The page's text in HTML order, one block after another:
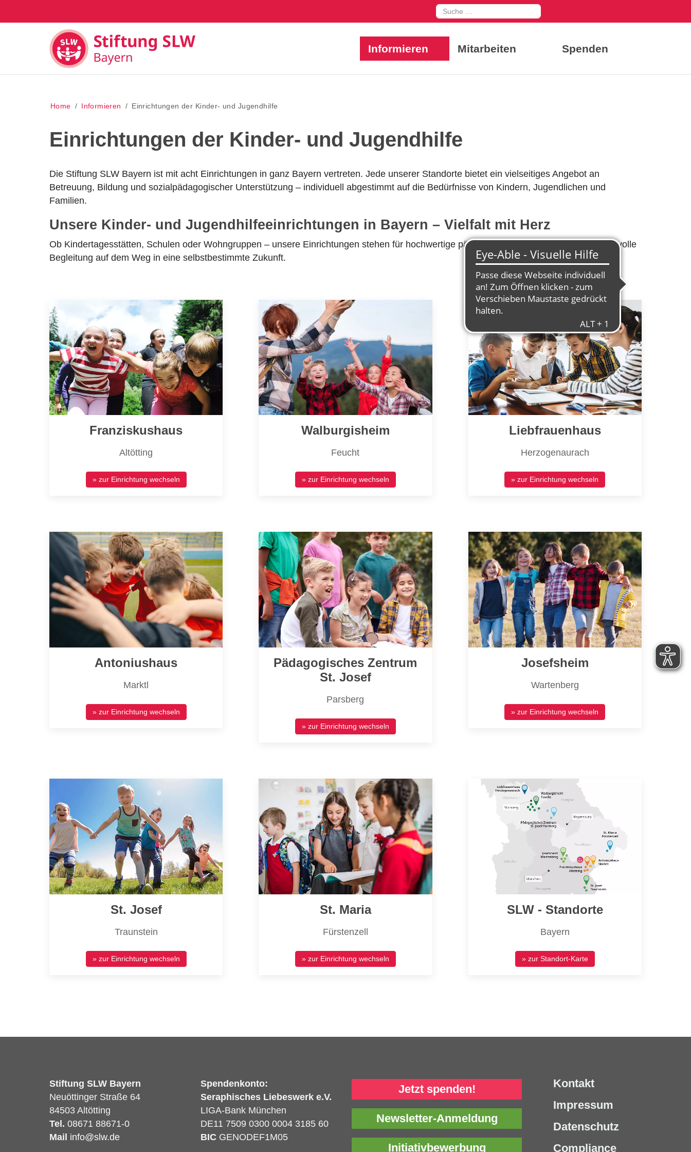
Suchen
Informieren Mitarbeiten Spenden
Home Informieren Einrichtungen der Kinder- und Jugendhilfe
Einrichtungen der Kinder- und Jugendhilfe
Die Stiftung SLW Bayern ist mit acht Einrichtungen in ganz Bayern vertreten. Jede unserer Standorte bietet ein vielseitiges Angebot an
Betreuung, Bildung und sozialpädagogischer Unterstützung – individuell abgestimmt auf die Bedürfnisse von Kindern, Jugendlichen und
Familien.
Unsere Kinder- und Jugendhilfeeinrichtungen in Bayern – Vielfalt mit Herz
Ob Kindertagesstätten, Schulen oder Wohngruppen – unsere Einrichtungen stehen für hochwertige pädagogische Konzepte und eine liebevolle
Begleitung auf dem Weg in eine selbstbestimmte Zukunft.
Franziskushaus
Altötting
» zur Einrichtung wechseln
Walburgisheim
Feucht
» zur Einrichtung wechseln
Liebfrauenhaus
Herzogenaurach
» zur Einrichtung wechseln
Antoniushaus
Marktl
» zur Einrichtung wechseln
Pädagogisches Zentrum
St. Josef
Parsberg
» zur Einrichtung wechseln
Josefsheim
Wartenberg
» zur Einrichtung wechseln
St. Josef
Traunstein
» zur Einrichtung wechseln
St. Maria
Fürstenzell
» zur Einrichtung wechseln
SLW - Standorte
Bayern
» zur Standort-Karte
Stiftung SLW Bayern
Neuöttinger Straße 64
84503 Altötting
Tel. 08671 88671-0
Mail info@slw.de
Spendenkonto:
Seraphisches Liebeswerk e.V.
LIGA-Bank München
DE11 7509 0300 0004 3185 60
BIC GENODEF1M05
Jetzt spenden!
Newsletter-Anmeldung
Initiativbewerbung
Kontakt
Impressum
Datenschutz
Compliance